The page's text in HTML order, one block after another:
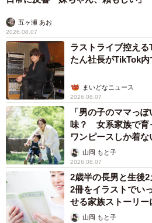
マッキー、覚醒…！＝仲曽良ハミさんのツ
◇ ◇
仲曽良さんのツイッターやnote
ーや主人公とお姉ちゃん（中学生
かれています。懐かしさに浸りた
れた時にも、おすすめです。
五ヶ瀬 あお
2026.08.07
ラストライブ控え
たん社長がTikTok
まいどなニュース
2026.08.07
「男の子のママっ
味？ 女系家族で育
ワンピースしか着
へんが…
山岡 もと子
2026.08.07
2歳半の長男と生後
2冊をイラストでい
せる家族ストーリー
山岡 もと子